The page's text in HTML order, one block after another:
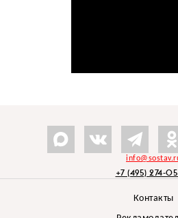
+7 (495) 274-
Контакты